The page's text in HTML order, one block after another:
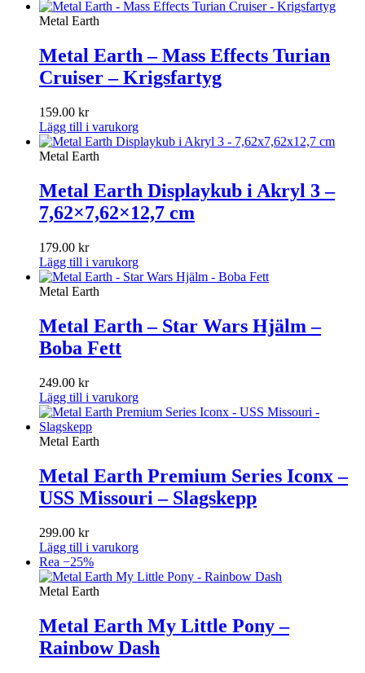
Metal Earth
Metal Earth – Mass Effects Turian
Cruiser – Krigsfartyg
159.00 kr
Lägg till i varukorg
Metal Earth
Metal Earth Displaykub i Akryl 3 –
7,62×7,62×12,7 cm
179.00 kr
Lägg till i varukorg
Metal Earth
Metal Earth – Star Wars Hjälm –
Boba Fett
249.00 kr
Lägg till i varukorg
Metal Earth
Metal Earth Premium Series Iconx –
USS Missouri – Slagskepp
299.00 kr
Lägg till i varukorg
Rea −25%
Metal Earth
Metal Earth My Little Pony –
Rainbow Dash